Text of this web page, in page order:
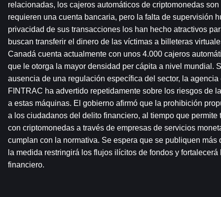
relacionadas, los cajeros automáticos de criptomonedas
requieren una cuenta bancaria, pero la falta de supervisión
privacidad de sus transacciones los han hecho atractivos
buscan transferir el dinero de las víctimas a billeteras
Canadá cuenta actualmente con unos 4.000 cajeros
que le otorga la mayor densidad per cápita a nivel mundial.
ausencia de una regulación específica del sector, la
FINTRAC ha advertido repetidamente sobre los riesgos de
a estas máquinas. El gobierno afirmó que la prohibición
a los ciudadanos del delito financiero, al tiempo que permite
con criptomonedas a través de empresas de servicios
cumplan con la normativa. Se espera que se publiquen más
la medida restringirá los flujos ilícitos de fondos y
financiero.